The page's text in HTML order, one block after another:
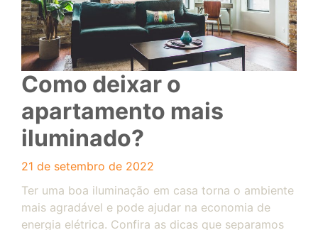
​​Como deixar o
apartamento mais
iluminado?
21 de setembro de 2022
Ter uma boa iluminação em casa torna o ambiente
mais agradável e pode ajudar na economia de
energia elétrica. Confira as dicas que separamos